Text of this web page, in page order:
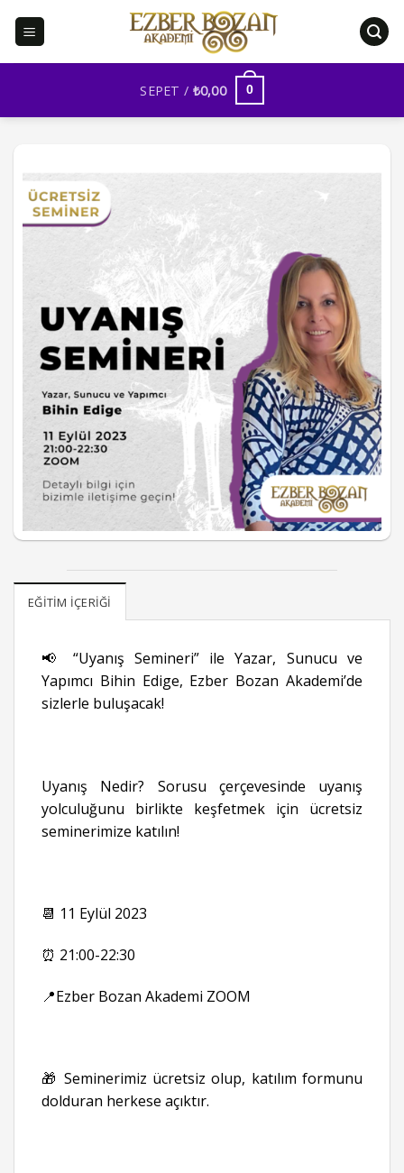
SEPET / ₺0,00 0
EĞITIM İÇERIĞI
📢 “Uyanış Semineri” ile Yazar, Sunucu ve
Yapımcı Bihin Edige, Ezber Bozan Akademi’de
sizlerle buluşacak!
Uyanış Nedir? Sorusu çerçevesinde uyanış
yolculuğunu birlikte keşfetmek için ücretsiz
seminerimize katılın!
📆 11 Eylül 2023
⏰ 21:00-22:30
📍Ezber Bozan Akademi ZOOM
🎁 Seminerimiz ücretsiz olup, katılım formunu
dolduran herkese açıktır.